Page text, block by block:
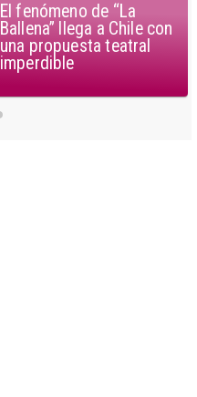
El fenómeno de “La
Ballena” llega a Chile con
una propuesta teatral
imperdible